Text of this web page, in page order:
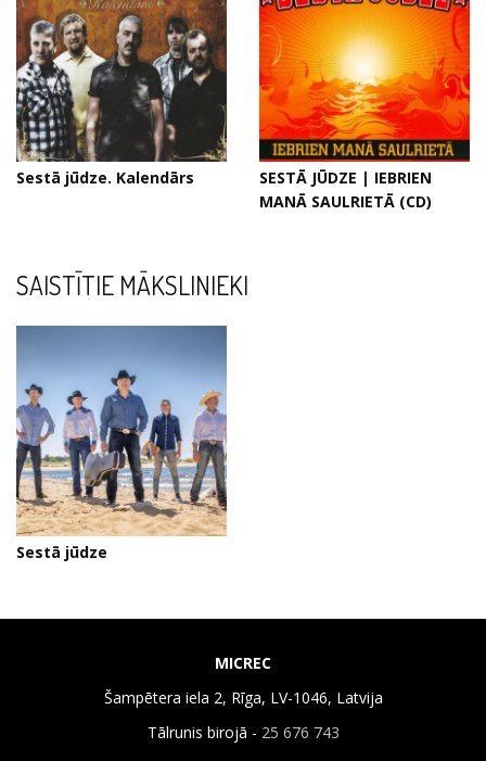
Sestā jūdze. Kalendārs
SESTĀ JŪDZE | IEBRIEN
MANĀ SAULRIETĀ (CD)
SAISTĪTIE MĀKSLINIEKI
Sestā jūdze
MICREC
Šampētera iela 2, Rīga, LV-1046, Latvija
Tālrunis birojā - 25 676 743